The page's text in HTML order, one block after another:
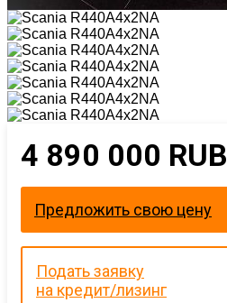
4 890 000 RUB
Предложить свою цену
Подать заявку
на кредит/лизинг